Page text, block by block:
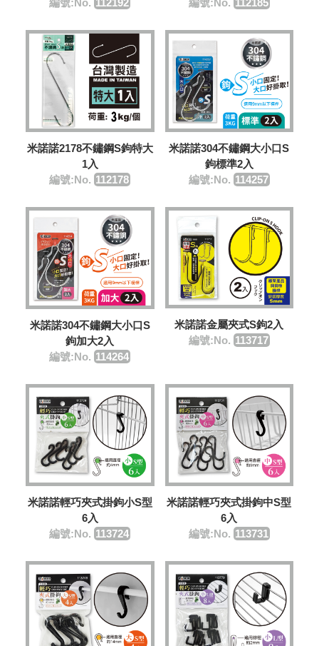
米諾諾2178不鏽鋼S鉤特大
1入
編號:No. 112178
米諾諾304不鏽鋼大小口S
鉤標準2入
編號:No. 114257
米諾諾304不鏽鋼大小口S
鉤加大2入
編號:No. 114264
米諾諾金屬夾式S鉤2入
編號:No. 113717
米諾諾輕巧夾式掛鉤小S型
6入
編號:No. 113724
米諾諾輕巧夾式掛鉤中S型
6入
編號:No. 113731